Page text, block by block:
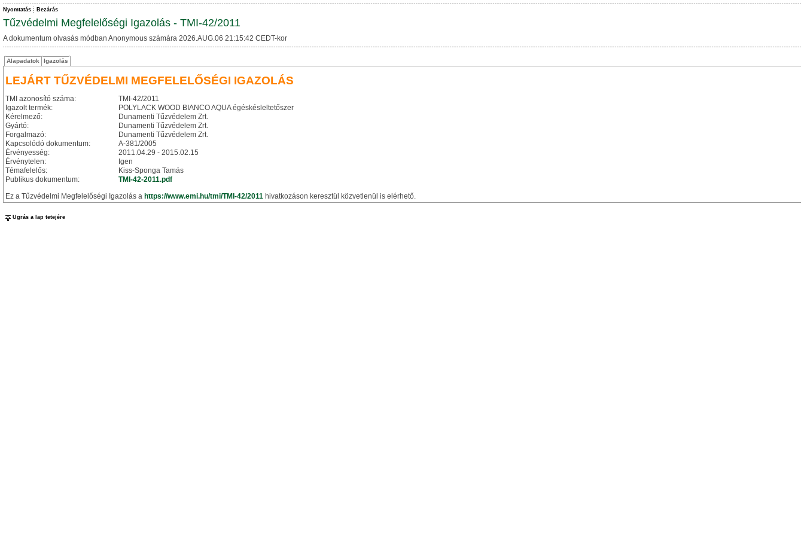
Nyomtatás Bezárás
Tűzvédelmi Megfelelőségi Igazolás - TMI-42/2011
A dokumentum olvasás módban Anonymous számára 2026.AUG.06 21:15:42 CEDT-kor
Alapadatok Igazolás
LEJÁRT TŰZVÉDELMI MEGFELELŐSÉGI IGAZOLÁS
TMI azonosító száma:
TMI-42/2011
Igazolt termék:
POLYLACK WOOD BIANCO AQUA égéskésleltetőszer
Kérelmező:
Dunamenti Tűzvédelem Zrt.
Gyártó:
Dunamenti Tűzvédelem Zrt.
Forgalmazó:
Dunamenti Tűzvédelem Zrt.
Kapcsolódó dokumentum:
A-381/2005
Érvényesség:
2011.04.29 - 2015.02.15
Érvénytelen:
Igen
Témafelelős:
Kiss-Sponga Tamás
Publikus dokumentum:
TMI-42-2011.pdf
Ez a Tűzvédelmi Megfelelőségi Igazolás a https://www.emi.hu/tmi/TMI-42/2011 hivatkozáson keresztül közvetlenül is elérhető.
Ugrás a lap tetejére